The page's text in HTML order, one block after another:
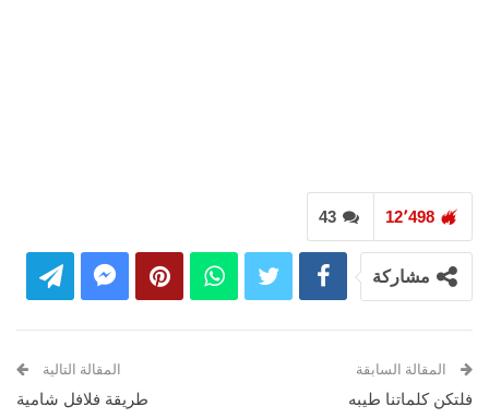
43 12٬498
مشاركة
المقالة السابقة
فلتكن كلماتنا طيبه
المقالة التالية
طريقة فلافل شامية